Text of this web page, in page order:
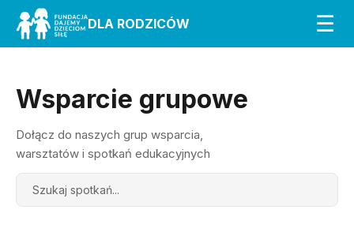
DLA RODZICÓW ☰
Wsparcie grupowe
Dołącz do naszych grup wsparcia,
warsztatów i spotkań edukacyjnych
Search